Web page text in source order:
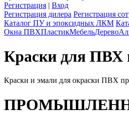
Регистрация | Вход
Регистрация дилера Регистрация
Каталог ПУ и эпоксидных ЛКМ
Окна ПВХПластикМебельДерево
Краски для ПВХ
Краски и эмали для окраски ПВХ